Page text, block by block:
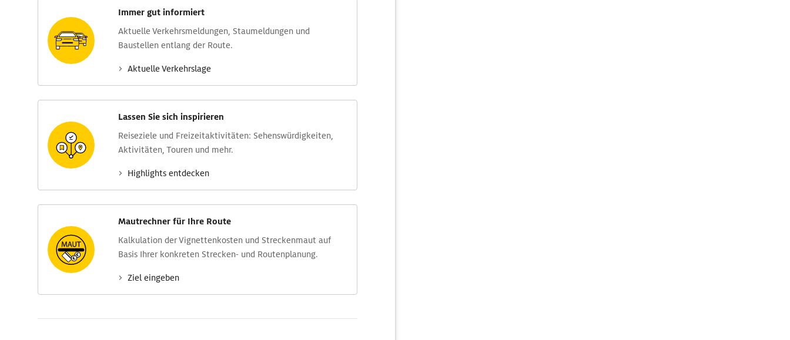
Immer gut informiert
Aktuelle Verkehrs­meldungen, Stau­meldungen und
Baustellen entlang der Route.
Aktuelle Verkehrs­lage
Lassen Sie sich inspirieren
Reise­ziele und Freizeit­aktivitäten: Sehens­würdig­keiten,
Aktivitäten, Touren und mehr.
Highlights entdecken
Mautrechner für Ihre Route
Kalkulation der Vignettenkosten und Streckenmaut auf
Basis Ihrer konkreten Strecken- und Routenplanung.
Ziel eingeben